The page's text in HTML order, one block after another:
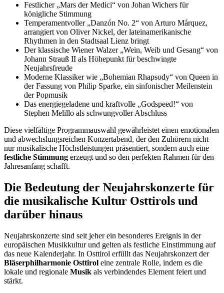
Festlicher „Mars der Medici“ von Johan Wichers für
königliche Stimmung
Temperamentvoller „Danzón No. 2“ von Arturo Márquez,
arrangiert von Oliver Nickel, der lateinamerikanische
Rhythmen in den Stadtsaal Lienz bringt
Der klassische Wiener Walzer „Wein, Weib und Gesang“ von
Johann Strauß II als Höhepunkt für beschwingte
Neujahrsfreude
Moderne Klassiker wie „Bohemian Rhapsody“ von Queen in
der Fassung von Philip Sparke, ein sinfonischer Meilenstein
der Popmusik
Das energiegeladene und kraftvolle „Godspeed!“ von
Stephen Melillo als schwungvoller Abschluss
Diese vielfältige Programmauswahl gewährleistet einen emotionalen
und abwechslungsreichen Konzertabend, der den Zuhörern nicht
nur musikalische Höchstleistungen präsentiert, sondern auch eine
festliche Stimmung erzeugt und so den perfekten Rahmen für den
Jahresanfang schafft.
Die Bedeutung der Neujahrskonzerte für
die musikalische Kultur Osttirols und
darüber hinaus
Neujahrskonzerte sind seit jeher ein besonderes Ereignis in der
europäischen Musikkultur und gelten als festliche Einstimmung auf
das neue Kalenderjahr. In Osttirol erfüllt das Neujahrskonzert der
Bläserphilharmonie Osttirol eine zentrale Rolle, indem es die
lokale und regionale Musik als verbindendes Element feiert und
stärkt.